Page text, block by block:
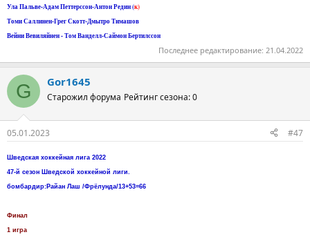
Ула Пальве-Адам Петтерссон-Антон Редин (к)
Томи Саллинен-Грег Скотт-Дмытро Тимашов
Вейни Вевиляйнен - Том Ванделл-Саймон Бертилссон
Последнее редактирование: 21.04.2022
G Gor1645
Старожил форума Рейтинг сезона: 0
05.01.2023 #47
Шведская хоккейная лига 2022
47-й сезон Шведской хоккейной лиги.
бомбардир:Райан Лаш /Фрёлунда/13+53=66
Финал
1 игра